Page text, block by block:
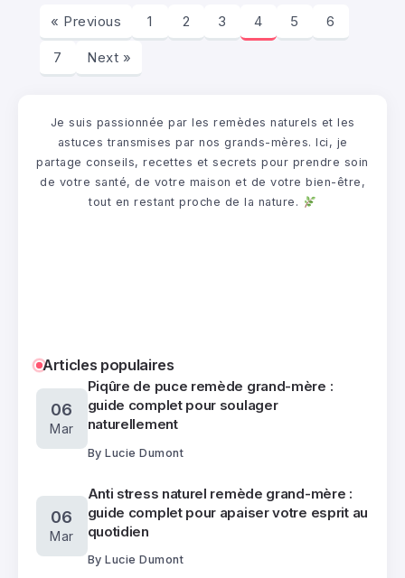
« Previous 1 2 3 4 5 6
7 Next »
Je suis passionnée par les remèdes naturels et les
astuces transmises par nos grands-mères. Ici, je
partage conseils, recettes et secrets pour prendre soin
de votre santé, de votre maison et de votre bien-être,
tout en restant proche de la nature.
Articles populaires
06
Mar
Piqûre de puce remède grand-mère :
guide complet pour soulager
naturellement
By Lucie Dumont
06
Mar
Anti stress naturel remède grand-mère :
guide complet pour apaiser votre esprit au
quotidien
By Lucie Dumont